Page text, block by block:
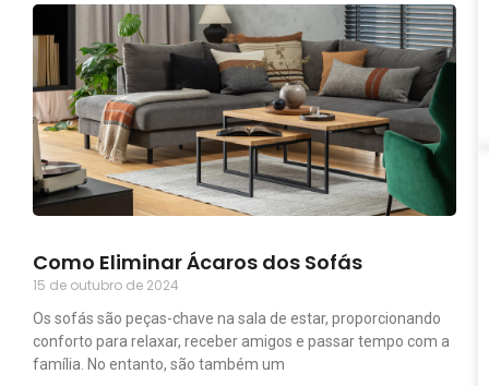
Como Eliminar Ácaros dos Sofás
15 de outubro de 2024
Os sofás são peças-chave na sala de estar, proporcionando
conforto para relaxar, receber amigos e passar tempo com a
família. No entanto, são também um